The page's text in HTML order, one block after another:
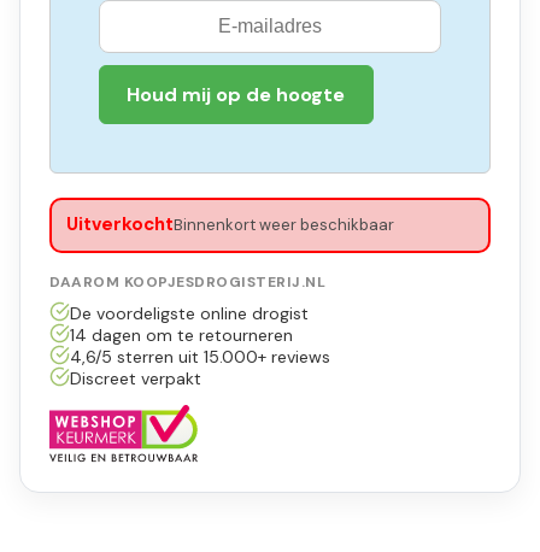
Houd mij op de hoogte
UitverkochtBinnenkort weer beschikbaar
DAAROM KOOPJESDROGISTERIJ.NL
De voordeligste online drogist
14 dagen om te retourneren
4,6/5 sterren uit 15.000+ reviews
Discreet verpakt